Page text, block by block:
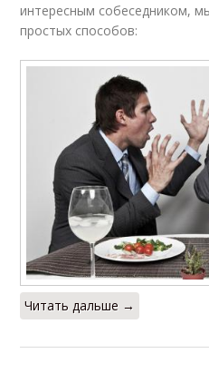
интересным собеседником,
простых способов:
Читать дальше →